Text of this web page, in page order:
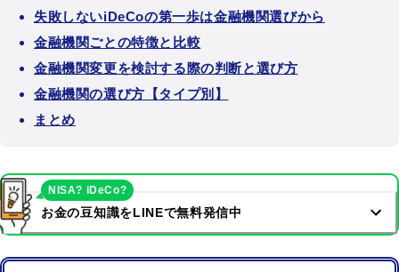
失敗しないiDeCoの第一歩は金融機関選びから
金融機関ごとの特徴と比較
金融機関変更を検討する際の判断と選び方
金融機関の選び方【タイプ別】
まとめ
お金の豆知識をLINEで無料発信中
NISA? iDeCo?